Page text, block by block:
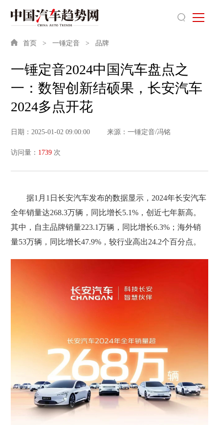
首页 一锤定音 品牌
一锤定音2024中国汽车盘点之
一：数智创新结硕果，长安汽车
2024多点开花
日期：2025-01-02 09:00:00 来源：一锤定音/冯铭
访问量： 1739 次
据1月1日长安汽车发布的数据显示，2024年长安汽车
全年销量达268.3万辆，同比增长5.1%，创近七年新高。
其中，自主品牌销量223.1万辆，同比增长6.3%；海外销
量53万辆，同比增长47.9%，较行业高出24.2个百分点。